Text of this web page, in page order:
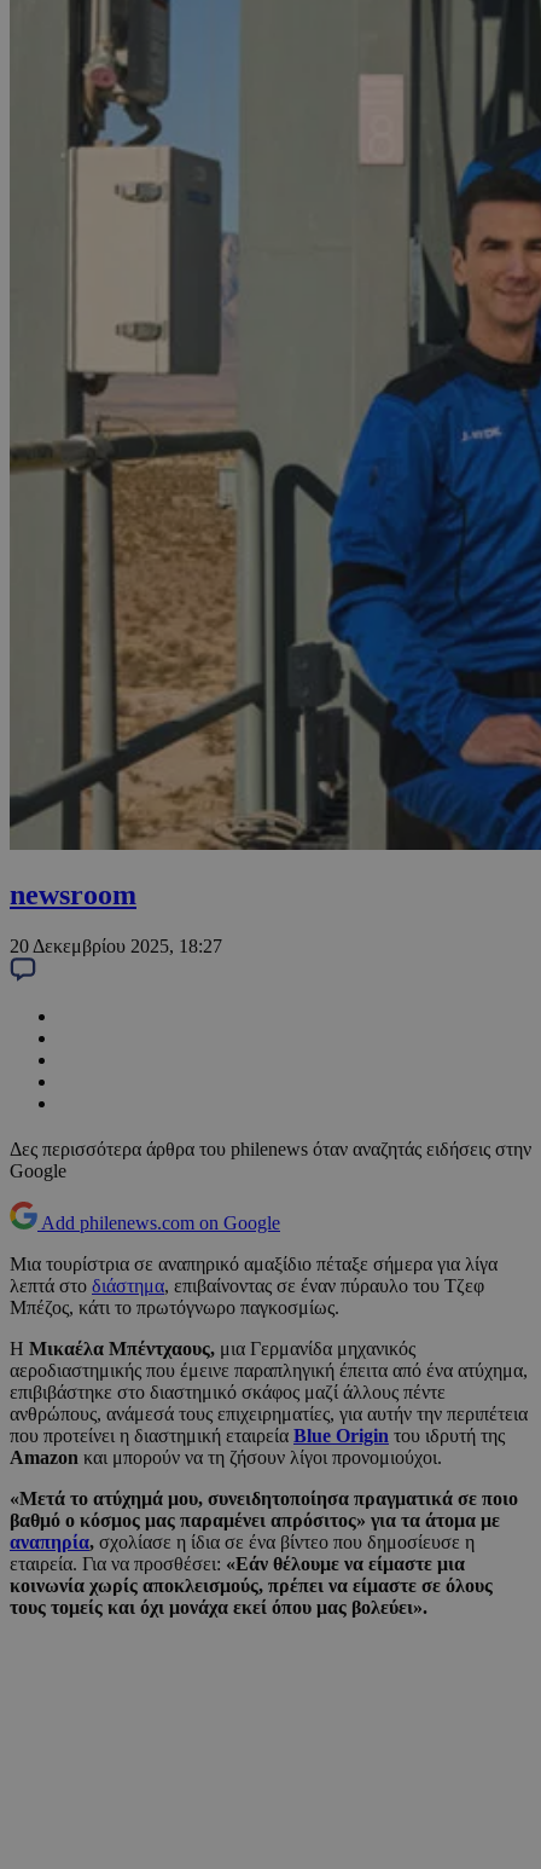
newsroom
20 Δεκεμβρίου 2025, 18:27
Δες περισσότερα άρθρα του philenews όταν αναζητάς ειδήσεις στην
Google
Add philenews.com on Google
Μια τουρίστρια σε αναπηρικό αμαξίδιο πέταξε σήμερα για λίγα
λεπτά στο διάστημα, επιβαίνοντας σε έναν πύραυλο του Τζεφ
Μπέζος, κάτι το πρωτόγνωρο παγκοσμίως.
Η Μικαέλα Μπέντχαους, μια Γερμανίδα μηχανικός
αεροδιαστημικής που έμεινε παραπληγική έπειτα από ένα ατύχημα,
επιβιβάστηκε στο διαστημικό σκάφος μαζί άλλους πέντε
ανθρώπους, ανάμεσά τους επιχειρηματίες, για αυτήν την περιπέτεια
που προτείνει η διαστημική εταιρεία Blue Origin του ιδρυτή της
Amazon και μπορούν να τη ζήσουν λίγοι προνομιούχοι.
«Μετά το ατύχημά μου, συνειδητοποίησα πραγματικά σε ποιο
βαθμό ο κόσμος μας παραμένει απρόσιτος» για τα άτομα με
αναπηρία, σχολίασε η ίδια σε ένα βίντεο που δημοσίευσε η
εταιρεία. Για να προσθέσει: «Εάν θέλουμε να είμαστε μια
κοινωνία χωρίς αποκλεισμούς, πρέπει να είμαστε σε όλους
τους τομείς και όχι μονάχα εκεί όπου μας βολεύει».